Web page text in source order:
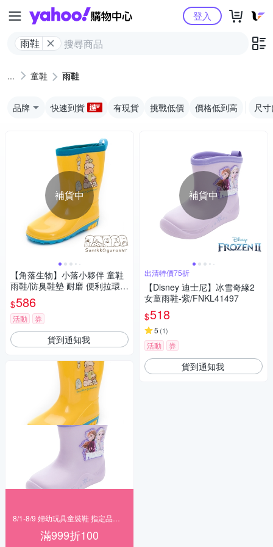
Yahoo購物中心
雨鞋
登入
童鞋 雨鞋
品牌 快速到貨 有現貨 挑戰低價 價格低到高 尺
補貨中
【角落生物】小落小夥伴 童鞋
雨鞋/防臭鞋墊 耐磨 便利拉環(S
GKL20494黃色)
$586
活動 券
貨到通知我
滿999折100
補貨中
出清特價75折
【Disney 迪士尼】冰雪奇緣2
女童雨鞋-紫/FNKL41497
$518
5 (1)
活動 券
貨到通知我